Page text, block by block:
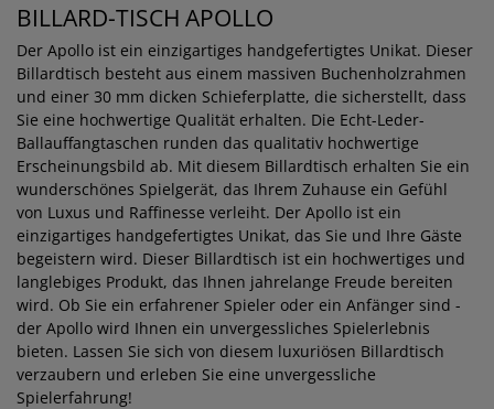
BILLARD-TISCH APOLLO
Der Apollo ist ein einzigartiges handgefertigtes Unikat. Dieser
Billardtisch besteht aus einem massiven Buchenholzrahmen
und einer 30 mm dicken Schieferplatte, die sicherstellt, dass
Sie eine hochwertige Qualität erhalten. Die Echt-Leder-
Ballauffangtaschen runden das qualitativ hochwertige
Erscheinungsbild ab. Mit diesem Billardtisch erhalten Sie ein
wunderschönes Spielgerät, das Ihrem Zuhause ein Gefühl
von Luxus und Raffinesse verleiht. Der Apollo ist ein
einzigartiges handgefertigtes Unikat, das Sie und Ihre Gäste
begeistern wird. Dieser Billardtisch ist ein hochwertiges und
langlebiges Produkt, das Ihnen jahrelange Freude bereiten
wird. Ob Sie ein erfahrener Spieler oder ein Anfänger sind -
der Apollo wird Ihnen ein unvergessliches Spielerlebnis
bieten. Lassen Sie sich von diesem luxuriösen Billardtisch
verzaubern und erleben Sie eine unvergessliche
Spielerfahrung!